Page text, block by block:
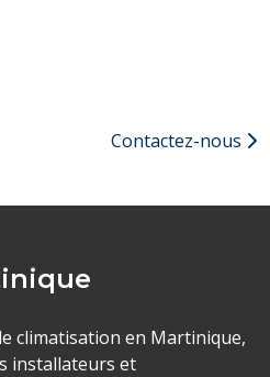
à la protéine du
et peut être utilisé
et dextérité.
Contactez-nous
climatisation en Martinique,
installateurs et